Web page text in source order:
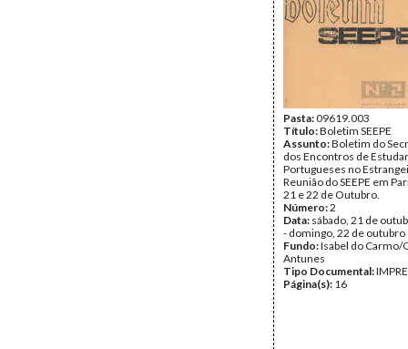
Pasta:09619.003
Título:Boletim SEEPE
Assunto:Boletim do
dos Encontros de
Portugueses no
Reunião do SEEPE em
21 e 22 de Outubro.
Número:2
Data: sábado, 21 de
- domingo, 22 de outubro
Fundo:Isabel do Carmo/
Antunes
Tipo Documental:
Página(s): 16